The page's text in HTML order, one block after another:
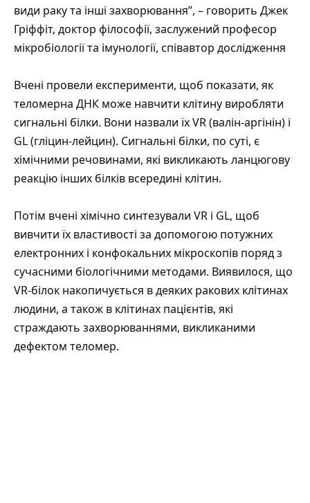
види раку та інші захворювання”, – говорить Джек
Гріффіт, доктор філософії, заслужений професор
мікробіології та імунології, співавтор дослідження
Вчені провели експерименти, щоб показати, як
теломерна ДНК може навчити клітину виробляти
сигнальні білки. Вони назвали їх VR (валін-аргінін) і
GL (гліцин-лейцин). Сигнальні білки, по суті, є
хімічними речовинами, які викликають ланцюгову
реакцію інших білків всередині клітин.
Потім вчені хімічно синтезували VR і GL, щоб
вивчити їх властивості за допомогою потужних
електронних і конфокальних мікроскопів поряд з
сучасними біологічними методами. Виявилося, що
VR-білок накопичується в деяких ракових клітинах
людини, а також в клітинах пацієнтів, які
страждають захворюваннями, викликаними
дефектом теломер.